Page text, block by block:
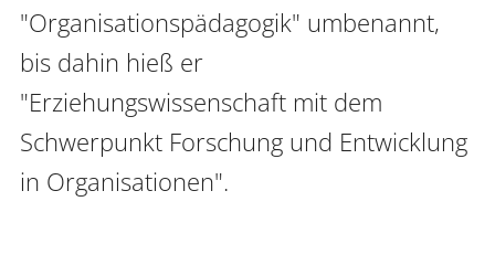
"Organisationspädagogik" umbenannt,
bis dahin hieß er
"Erziehungswissenschaft mit dem
Schwerpunkt Forschung und Entwicklung
in Organisationen".